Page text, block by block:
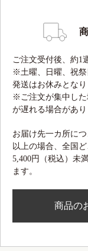
ご注文受付後、約1
※土曜、日曜、祝祭
発送はお休みとなり
※ご注文が集中した
が遅れる場合があり
お届け先一カ所につ
以上の場合、全国
5,400円（税込）未
ます。
商品の